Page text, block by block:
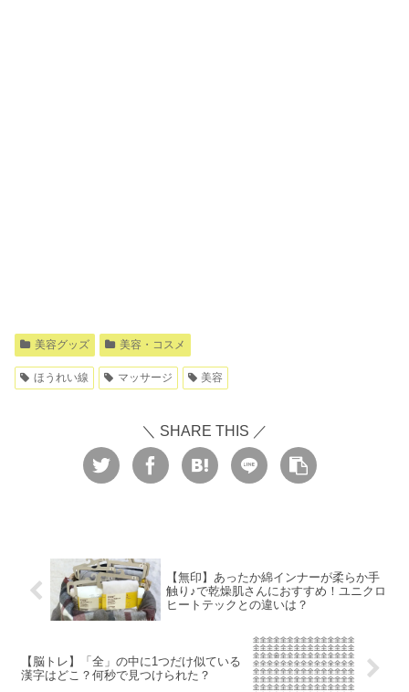
美容グッズ 美容・コスメ
ほうれい線 マッサージ 美容
＼ SHARE THIS ／
【無印】あったか綿インナーが柔らか手
触り♪で乾燥肌さんにおすすめ！ユニクロ
ヒートテックとの違いは？
【脳トレ】「全」の中に1つだけ似ている
漢字はどこ？何秒で見つけられた？